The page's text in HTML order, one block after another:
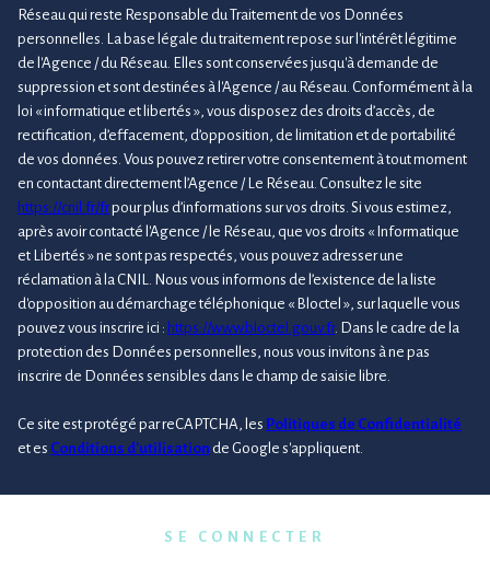
Réseau qui reste Responsable du Traitement de vos Données
personnelles. La base légale du traitement repose sur l'intérêt légitime
de l'Agence / du Réseau. Elles sont conservées jusqu'à demande de
suppression et sont destinées à l'Agence / au Réseau. Conformément à la
loi « informatique et libertés », vous disposez des droits d’accès, de
rectification, d’effacement, d’opposition, de limitation et de portabilité
de vos données. Vous pouvez retirer votre consentement à tout moment
en contactant directement l’Agence / Le Réseau. Consultez le site
https://cnil.fr/frpour plus d’informations sur vos droits. Si vous estimez,
après avoir contacté l'Agence / le Réseau, que vos droits « Informatique
et Libertés » ne sont pas respectés, vous pouvez adresser une
réclamation à la CNIL. Nous vous informons de l’existence de la liste
d'opposition au démarchage téléphonique « Bloctel », sur laquelle vous
pouvez vous inscrire ici : https://www.bloctel.gouv.fr. Dans le cadre de la
protection des Données personnelles, nous vous invitons à ne pas
inscrire de Données sensibles dans le champ de saisie libre.
Ce site est protégé par reCAPTCHA, les Politiques de Confidentialité
et es Conditions d'utilisation de Google s'appliquent.
SE CONNECTER